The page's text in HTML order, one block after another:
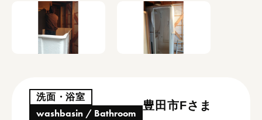
洗面・浴室
washbasin / Bathroom
豊田市Fさま